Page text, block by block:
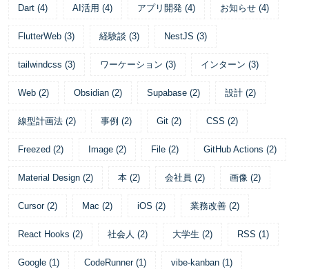
Dart (4) AI活用 (4) アプリ開発 (4) お知らせ (4)
FlutterWeb (3) 経験談 (3) NestJS (3)
tailwindcss (3) ワーケーション (3) インターン (3)
Web (2) Obsidian (2) Supabase (2) 設計 (2)
線型計画法 (2) 事例 (2) Git (2) CSS (2)
Freezed (2) Image (2) File (2) GitHub Actions (2)
Material Design (2) 本 (2) 会社員 (2) 画像 (2)
Cursor (2) Mac (2) iOS (2) 業務改善 (2)
React Hooks (2) 社会人 (2) 大学生 (2) RSS (1)
Google (1) CodeRunner (1) vibe-kanban (1)